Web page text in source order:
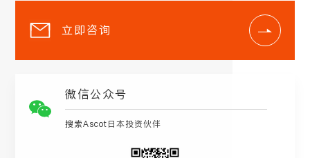
立即咨询
微信公众号
搜索Ascot日本投资伙伴